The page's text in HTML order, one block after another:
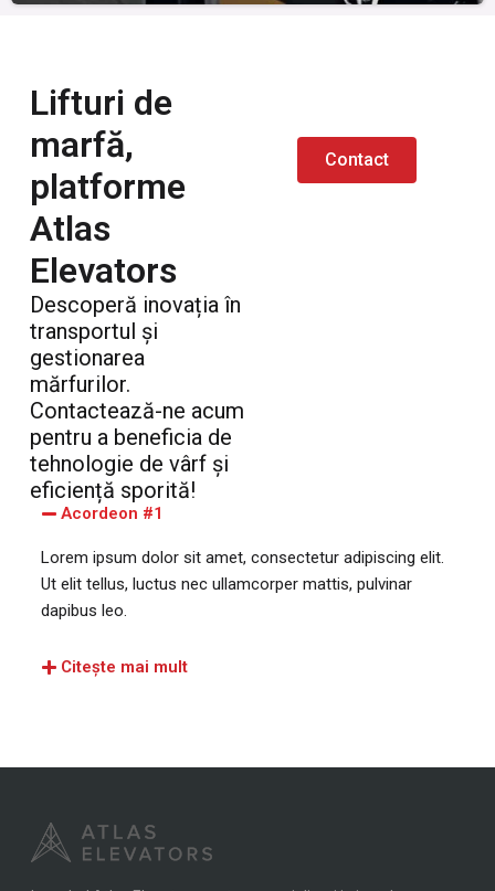
Lifturi de
marfă,
platforme
Atlas
Elevators
Descoperă inovația în
transportul și
gestionarea
mărfurilor.
Contactează-ne acum
pentru a beneficia de
tehnologie de vârf și
eficiență sporită!
Contact
Acordeon #1
Lorem ipsum dolor sit amet, consectetur adipiscing elit.
Ut elit tellus, luctus nec ullamcorper mattis, pulvinar
dapibus leo.
Citește mai mult